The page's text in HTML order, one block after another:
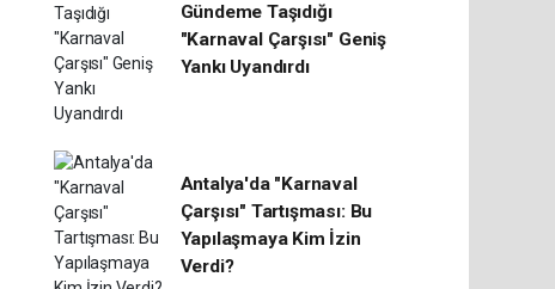
Gündeme Taşıdığı
"Karnaval Çarşısı" Geniş
Yankı Uyandırdı
Antalya'da "Karnaval
Çarşısı" Tartışması: Bu
Yapılaşmaya Kim İzin
Verdi?